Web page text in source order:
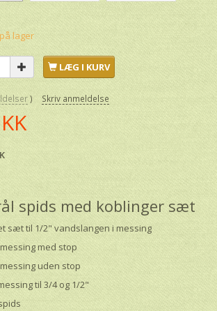
lager
LÆG I KURV
Skriv anmeldelse
spids med koblinger sæt
sæt til 1/2" vandslangen i messing
med stop
uden stop
til 3/4 og 1/2"